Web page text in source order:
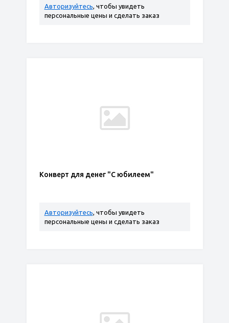
Авторизуйтесь, чтобы увидеть
персональные цены и сделать заказ
Конверт для денег "С юбилеем"
Авторизуйтесь, чтобы увидеть
персональные цены и сделать заказ